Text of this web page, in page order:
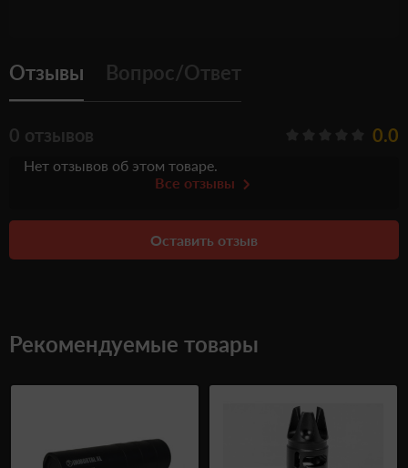
Отзывы Вопрос/Ответ
0 отзывов 0.0
Нет отзывов об этом товаре.
Все отзывы
Оставить отзыв
Рекомендуемые товары